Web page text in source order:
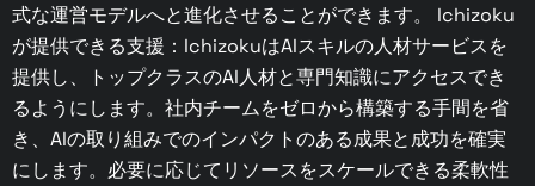
式な運営モデルへと進化させることができます。 Ichizoku
が提供できる支援：IchizokuはAIスキルの人材サービスを
提供し、トップクラスのAI人材と専門知識にアクセスでき
るようにします。社内チームをゼロから構築する手間を省
き、AIの取り組みでのインパクトのある成果と成功を確実
にします。必要に応じてリソースをスケールできる柔軟性